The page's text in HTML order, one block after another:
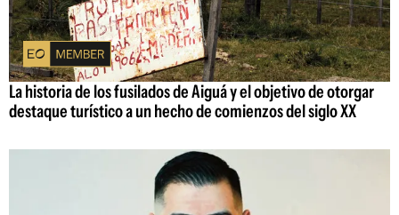
La historia de los fusilados de Aiguá y el objetivo de otorgar
destaque turístico a un hecho de comienzos del siglo XX